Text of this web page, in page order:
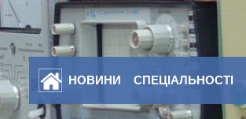
НОВИНИ СПЕЦІАЛЬНОСТІ